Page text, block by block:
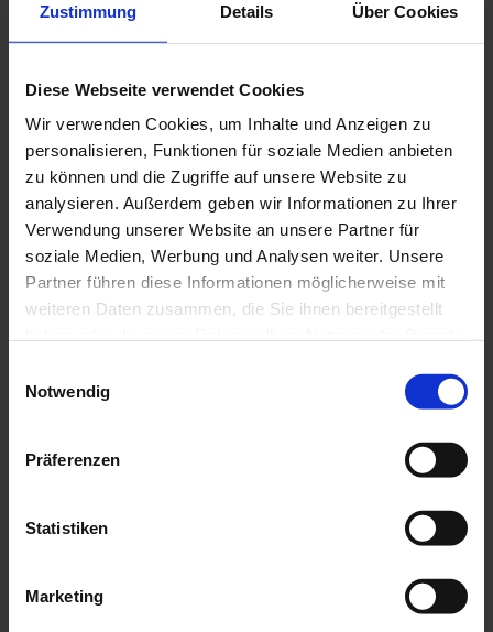
Zustimmung Details Über Cookies
Diese Webseite verwendet Cookies
Wir verwenden Cookies, um Inhalte und Anzeigen zu
personalisieren, Funktionen für soziale Medien anbieten
zu können und die Zugriffe auf unsere Website zu
analysieren. Außerdem geben wir Informationen zu Ihrer
Verwendung unserer Website an unsere Partner für
soziale Medien, Werbung und Analysen weiter. Unsere
Partner führen diese Informationen möglicherweise mit
weiteren Daten zusammen, die Sie ihnen bereitgestellt
Notwendig
Präferenzen
Statistiken
Marketing
Rund um die Zahnbehandlung
Zahnersatz
Patientenberatung und -beschwerden
Gebührenordnung (GOZ)
Formulare zur GOZ
Informationen in Leichter Sprache
Über die ZÄK
Übersicht
Aufgaben der Kammer
Präsident, Vorstand und Geschäftsführung
Ansprechpartner
Bezirks- und Kreisstellen
Rechtliche Grundlagen
Stellenangebote
Rheinisches Zahnärzteblatt (RZB)
Jahresberichte